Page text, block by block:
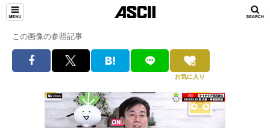
この画像の参照記事
お気に入り